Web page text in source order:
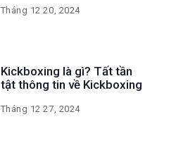
Tháng 12 20, 2024
Kickboxing là gì? Tất tần
tật thông tin về Kickboxing
Tháng 12 27, 2024